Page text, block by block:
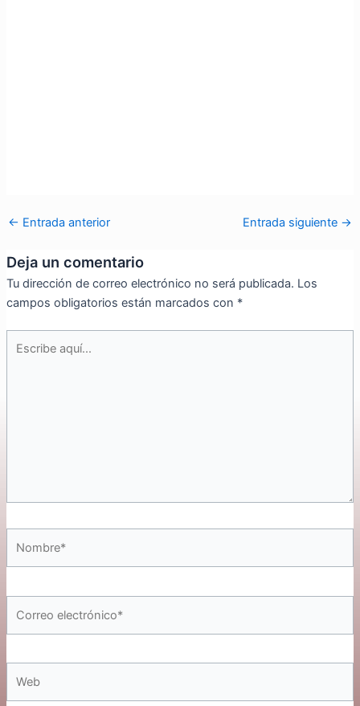
← Entrada anterior Entrada siguiente →
Deja un comentario
Tu dirección de correo electrónico no será publicada. Los
campos obligatorios están marcados con *
electrónico*